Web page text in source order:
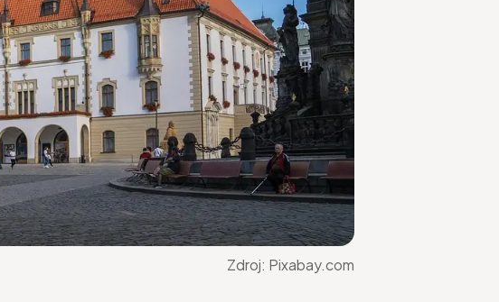
Zdroj: Pixabay.com